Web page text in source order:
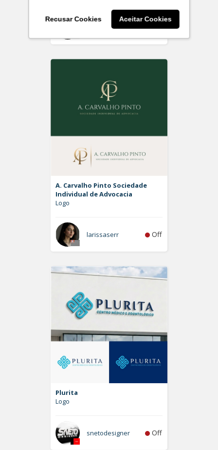
Recusar Cookies Aceitar Cookies
Rdesign SM Off
A. Carvalho Pinto Sociedade
Individual de Advocacia
Logo
larissaserr Off
Plurita
Logo
snetodesigner Off